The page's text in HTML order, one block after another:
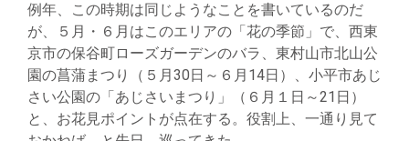
例年、この時期は同じようなことを書いているのだ
が、５月・６月はこのエリアの「花の季節」で、西東
京市の保谷町ローズガーデンのバラ、東村山市北山公
園の菖蒲まつり（５月30日～６月14日）、小平市あじ
さい公園の「あじさいまつり」（６月１日～21日）
と、お花見ポイントが点在する。役割上、一通り見て